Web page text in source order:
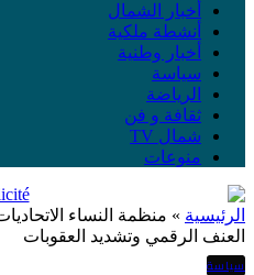
أخبار الشمال
أنشطة ملكية
أخبار وطنية
سياسة
الرياضة
ثقافة و فن
شمال TV
منوعات
الرئيسية » منظمة النساء
العنف الرقمي وتشديد العقوبات
سياسة